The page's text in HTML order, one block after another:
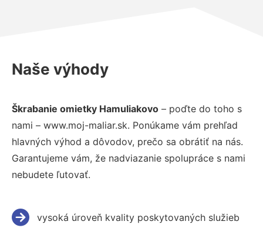
Naše výhody
Škrabanie omietky Hamuliakovo – poďte do toho s
nami – www.moj-maliar.sk. Ponúkame vám prehľad
hlavných výhod a dôvodov, prečo sa obrátiť na nás.
Garantujeme vám, že nadviazanie spolupráce s nami
nebudete ľutovať.
vysoká úroveň kvality poskytovaných služieb